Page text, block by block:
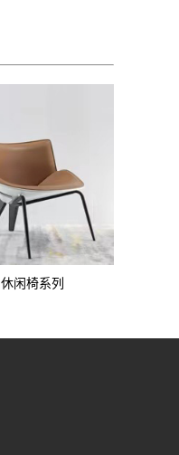
休闲椅系列